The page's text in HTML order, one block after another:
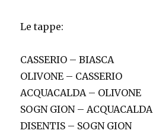
Le tappe:
CASSERIO – BIASCA
OLIVONE – CASSERIO
ACQUACALDA – OLIVONE
SOGN GION – ACQUACALDA
DISENTIS – SOGN GION